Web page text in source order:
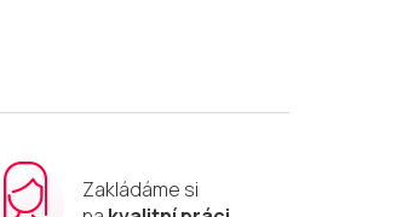
Zakládáme si